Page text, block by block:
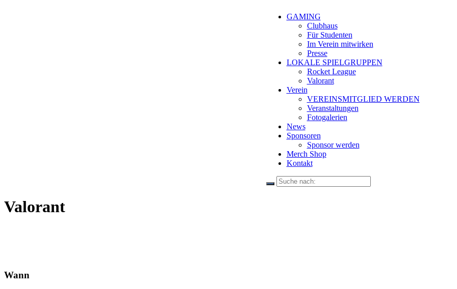
GAMING
Clubhaus
Für Studenten
Im Verein mitwirken
Presse
LOKALE SPIELGRUPPEN
Rocket League
Valorant
Verein
VEREINSMITGLIED WERDEN
Veranstaltungen
Fotogalerien
News
Sponsoren
Sponsor werden
Merch Shop
Kontakt
Valorant
Wann